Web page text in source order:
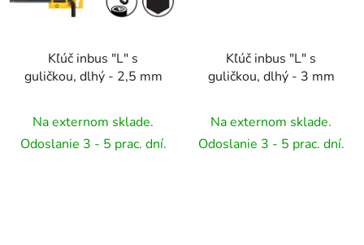
Kľúč inbus "L" s
guličkou, dlhý - 2,5 mm
Na externom sklade.
Odoslanie 3 - 5 prac. dní.
Kľúč inbus "L" s
guličkou, dlhý - 3 mm
Na externom sklade.
Odoslanie 3 - 5 prac. dní.